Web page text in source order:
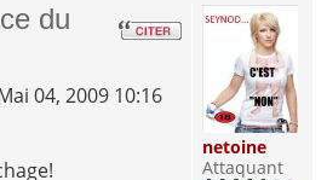
du
04, 2009 10:16
netoine
Attaquant